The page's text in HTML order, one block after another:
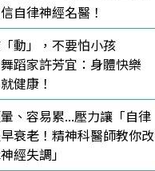
自律神經名醫！
動」，不要怕小孩
舞蹈家許芳宜：身體快樂
健康！
、容易累...壓力讓「自律
衰老！精神科醫師教你改
經失調」